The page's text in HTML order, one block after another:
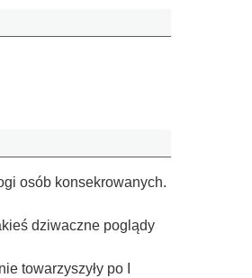
osób konsekrowanych.
dziwaczne poglądy
towarzyszyły po I